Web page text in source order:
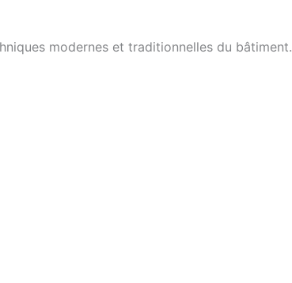
modernes et traditionnelles du bâtiment.